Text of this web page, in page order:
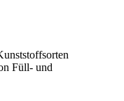
Füll- und